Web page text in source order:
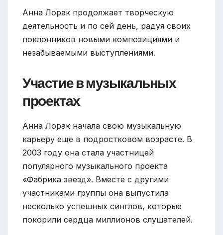
Анна Лорак продолжает творческую
деятельность и по сей день, радуя своих
поклонников новыми композициями и
незабываемыми выступлениями.
Участие в музыкальных
проектах
Анна Лорак начала свою музыкальную
карьеру еще в подростковом возрасте. В
2003 году она стала участницей
популярного музыкального проекта
«Фабрика звезд». Вместе с другими
участниками группы она выпустила
несколько успешных синглов, которые
покорили сердца миллионов слушателей.